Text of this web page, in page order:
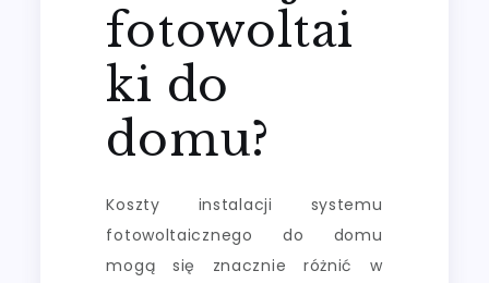
fotowoltai
ki do
domu?
Koszty instalacji systemu
fotowoltaicznego do domu
mogą się znacznie różnić w